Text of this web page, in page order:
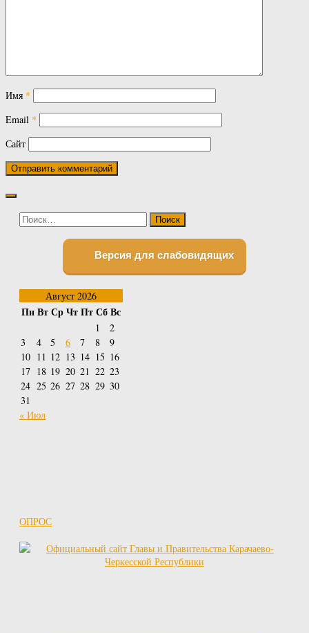
Имя *
Email *
Сайт
Найти:
Версия для слабовидящих
Август 2026
ПнВтСрЧтПтСбВс
1
2
3
4 5 6 7 8
9
10 11 12 13 14 15 16
17 18 19 20 21 22 23
24 25 26 27 28 29 30
31
« Июл
ОПРОС